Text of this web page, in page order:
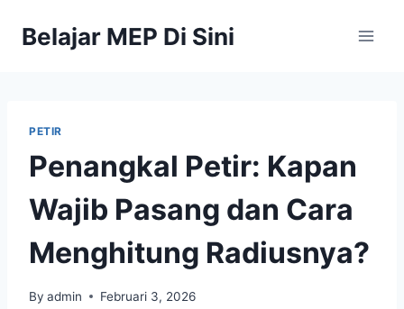
Belajar MEP Di Sini
PETIR
Penangkal Petir: Kapan
Wajib Pasang dan Cara
Menghitung Radiusnya?
By admin Februari 3, 2026